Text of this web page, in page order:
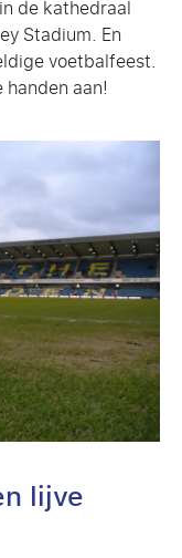
de kathedraal
Stadium. En
voetbalfeest.
aan!
lijve